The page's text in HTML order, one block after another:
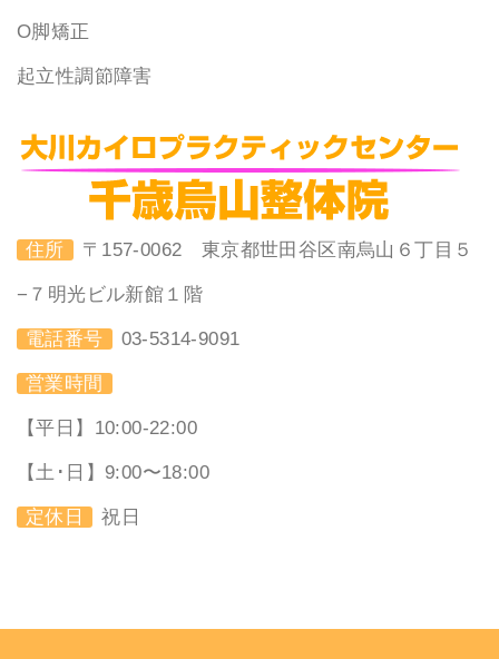
O脚矯正
起立性調節障害
住所 〒157-0062 東京都世田谷区南烏山６丁目５
−７明光ビル新館１階
電話番号 03-5314-9091
営業時間
【平日】10:00-22:00
【土･日】9:00〜18:00
定休日 祝日